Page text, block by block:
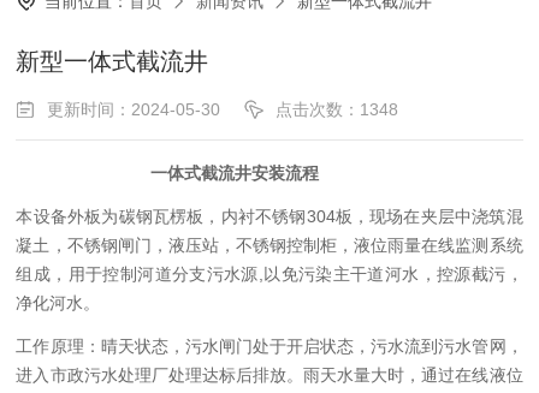
新型一体式截流井
更新时间：2024-05-30 点击次数：1348
一体式截流井安装流程
本设备外板为碳钢瓦楞板，内衬不锈钢304板，现场在夹层中浇筑混
凝土，不锈钢闸门，液压站，不锈钢控制柜，液位雨量在线监测系统
组成，用于控制河道分支污水源,以免污染主干道河水，控源截污，
净化河水。
工作原理：晴天状态，污水闸门处于开启状态，污水流到污水管网，
进入市政污水处理厂处理达标后排放。雨天水量大时，通过在线液位